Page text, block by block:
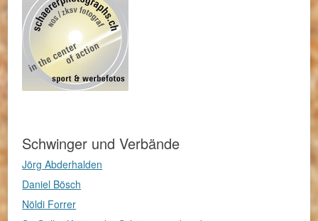
Schwinger und Verbände
Jörg Abderhalden
Daniel Bösch
Nöldi Forrer